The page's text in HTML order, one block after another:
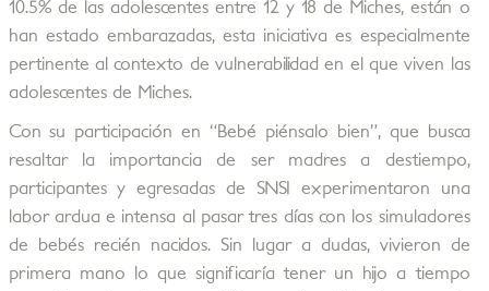
10.5% de las adolescentes entre 12 y 18 de Miches, están o
han estado embarazadas, esta iniciativa es especialmente
pertinente al contexto de vulnerabilidad en el que viven las
adolescentes de Miches.
Con su participación en “Bebé piénsalo bien”, que busca
resaltar la importancia de ser madres a destiempo,
participantes y egresadas de SNSI experimentaron una
labor ardua e intensa al pasar tres días con los simuladores
de bebés recién nacidos. Sin lugar a dudas, vivieron de
primera mano lo que significaría tener un hijo a tiempo